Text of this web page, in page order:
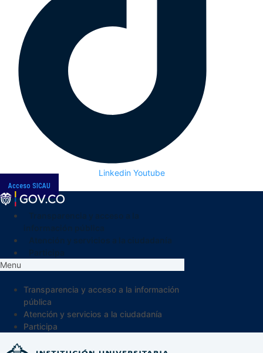
Linkedin Youtube
Acceso SICAU
Menu
Transparencia y acceso a la información
pública
Atención y servicios a la ciudadanía
Participa